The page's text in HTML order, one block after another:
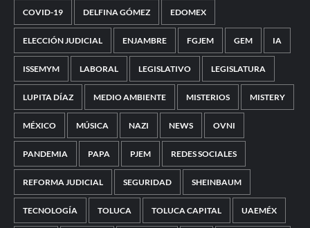
COVID-19 DELFINA GÓMEZ EDOMEX
ELECCIÓN JUDICIAL ENJAMBRE FGJEM GEM IA
ISSEMYM LABORAL LEGISLATIVO LEGISLATURA
LUPITA DÍAZ MEDIO AMBIENTE MISTERIOS MISTERY
MÉXICO MÚSICA NAZI NEWS OVNI
PANDEMIA PAPA PJEM REDES SOCIALES
REFORMA JUDICIAL SEGURIDAD SHEINBAUM
TECNOLOGÍA TOLUCA TOLUCA CAPITAL UAEMÉX